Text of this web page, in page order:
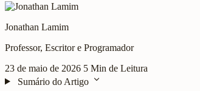
Jonathan Lamim
Professor, Escritor e Programador
23 de maio de 2026 5 Min de Leitura
Sumário do Artigo expand_more